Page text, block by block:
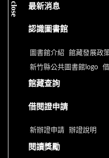
close 最新消息
認識圖書館
圖書館介紹 館藏發展政
新竹縣公共圖書館logo
館藏查詢
借閱證申請
新辦證申請 辦證說明
閱讀獎勵